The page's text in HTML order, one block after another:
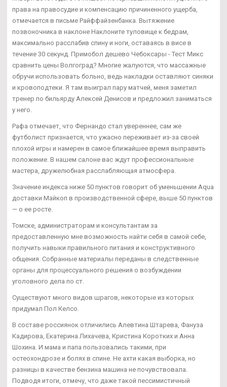
права на правосудие и компенсацию причиненного ущерба,
отмечается в письме Райффайзенбанка. Вытяжение
позвоночника в наклоне Наклоните туловище к бедрам,
максимально расслабив спину и ноги, оставаясь в висе в
течение 30 секунд. Примобол дешево Чебоксары - Тест Микс
сравнить цены Волгоград? Многие жалуются, что массажные
обручи использовать больно, ведь накладки оставляют синяки
и кровоподтеки. Я там выиграл пару матчей, меня заметил
тренер по бильярду Алексей Денисов и предложил заниматься
у него.
Рафа отмечает, что Фернандо стал увереннее, сам же
футболист признается, что ужасно переживает из-за своей
плохой игры и намерен в самое ближайшее время выправить
положение. В нашем салоне вас ждут профессиональные
мастера, дружелюбная расслабляющая атмосфера.
Значение индекса ниже 50 пунктов говорит об уменьшении Aqua
доставки Майкоп в производственной сфере, выше 50 пунктов
— о ее росте.
Томске, администраторам и консультантам за
предоставленную мне возможность найти себя в самой себе,
получить навыки правильного питания и конструктивного
общения. Собранные материалы переданы в следственные
органы для процессуального решения о возбуждении
уголовного дела по ст.
Существуют много видов шрагов, некоторые из которых
придумал Пол Келсо.
В составе россиянок отличились Алевтина Штарева, Фануза
Кадирова, Екатерина Лихачева, Кристина Коротких и Анна
Шохина. И мама и папа пользовались такими, при
остеохондрозе и болях в спине. Не ахти какая выборка, но
разницы в качестве бензина машина не почувствовала.
Подводя итоги, отмечу, что даже такой пессимистичный